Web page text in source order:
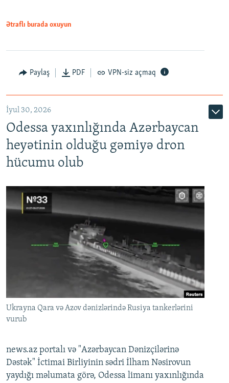
Ətraflı burada oxuyun
Paylaş PDF VPN-siz açmaq
İyul 30, 2026
Odessa yaxınlığında Azərbaycan
heyətinin olduğu gəmiyə dron
hücumu olub
Ukrayna Qara və Azov dənizlərində Rusiya tankerlərini
vurub
news.az portalı və "Azərbaycan Dənizçilərinə
Dəstək" İctimai Birliyinin sədri İlham Nəsirovun
yaydığı məlumata görə, Odessa limanı yaxınlığında